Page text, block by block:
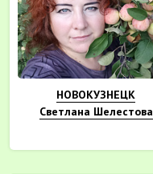
НОВОКУЗНЕЦК
Светлана Шелестова